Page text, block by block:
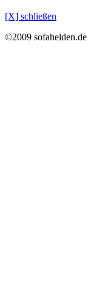
[X] schließen
©2009 sofahelden.de